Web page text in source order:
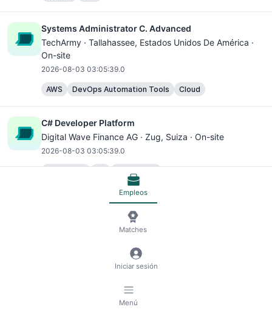
Systems Administrator C. Advanced
TechArmy · Tallahassee, Estados Unidos De América ·
On-site
2026-08-03 03:05:39.0
AWS DevOps Automation Tools Cloud
C# Developer Platform
Digital Wave Finance AG · Zug, Suiza · On-site
2026-08-03 03:05:39.0
Docker Container Platforms
C# Developer Platform
Digital Wave Finance AG ·Zug
TypeScript
Empleos
Matches
Iniciar sesión
Menú